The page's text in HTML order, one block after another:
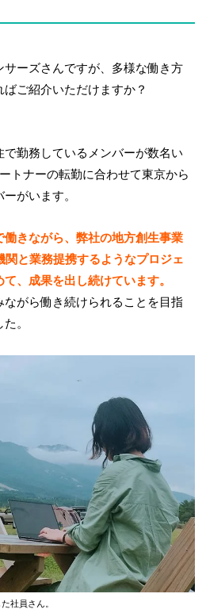
ーズさんですが、多様な働き方
ご紹介いただけますか？
勤務しているメンバーが数名い
トナーの転勤に合わせて東京から
がいます。
きながら、弊社の地方創生事業
関と業務提携するようなプロジェ
、成果を出し続けています。
ながら働き続けられることを目指
。
社員さん。